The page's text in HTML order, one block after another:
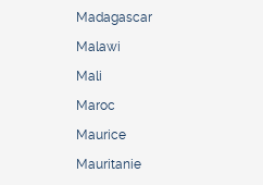
Madagascar
Malawi
Mali
Maroc
Maurice
Mauritanie